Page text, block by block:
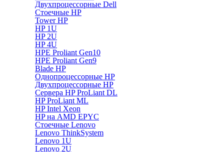
Двухпроцессорные Dell
Стоечные HP
Tower HP
HP 1U
HP 2U
HP 4U
HPE Proliant Gen10
HPE Proliant Gen9
Blade HP
Однопроцессорные HP
Двухпроцессорные HP
Сервера HP ProLiant DL
HP ProLiant ML
HP Intel Xeon
HP на AMD EPYC
Стоечные Lenovo
Lenovo ThinkSystem
Lenovo 1U
Lenovo 2U